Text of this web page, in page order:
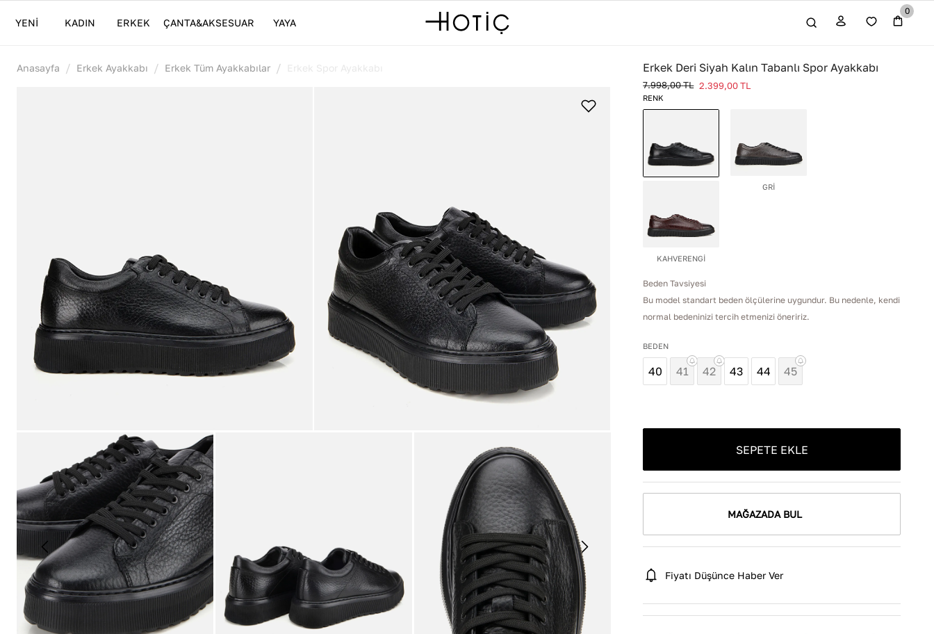
YENİ KADIN ERKEK ÇANTA&AKSESUAR YAYA
0
Anasayfa / Erkek Ayakkabı / Erkek Tüm Ayakkabılar / Erkek Spor Ayakkabı Erkek Deri Siyah Kalın Tabanlı Spor Ayakkabı
7.998,00TL 2.399,00 TL
RENK
GRİ
KAHVERENGİ
Beden Tavsiyesi
Bu model standart beden ölçülerine uygundur. Bu nedenle, kendi
normal bedeninizi tercih etmenizi öneririz.
BEDEN
40 41 42 43 44 45
SEPETE EKLE
MAĞAZADA BUL
Fiyatı Düşünce Haber Ver